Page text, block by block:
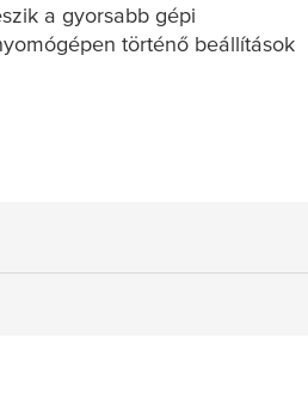
a gyorsabb gépi
történő beállítások